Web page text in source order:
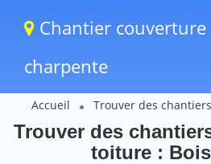
Chantier
charpente
Accueil Trouver des
Trouver des
toiture :